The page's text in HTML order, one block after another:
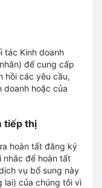
tác Kinh doanh
để cung cấp
hồi các yêu cầu,
doanh hoặc của
tiếp thị
hoàn tất đăng ký
nhắc để hoàn tất
vụ bổ sung này
lai) của chúng tôi vì